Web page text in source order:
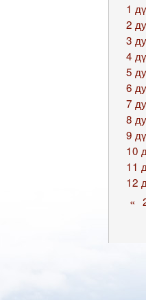
1
2
3
4
5
6
7
8
9
10
11
12
«